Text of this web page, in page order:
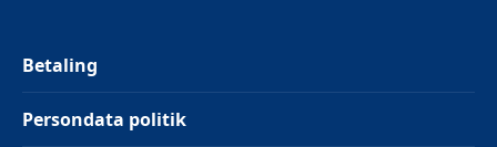
Betaling
Persondata politik